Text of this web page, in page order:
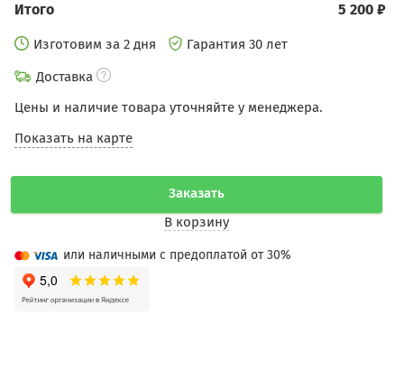
5 200 ₽
Итого
Изготовим за 2 дня
Гарантия 30 лет
Доставка
Цены и наличие товара уточняйте у менеджера.
Показать на карте
Заказать
В корзину
или наличными с предоплатой от 30%